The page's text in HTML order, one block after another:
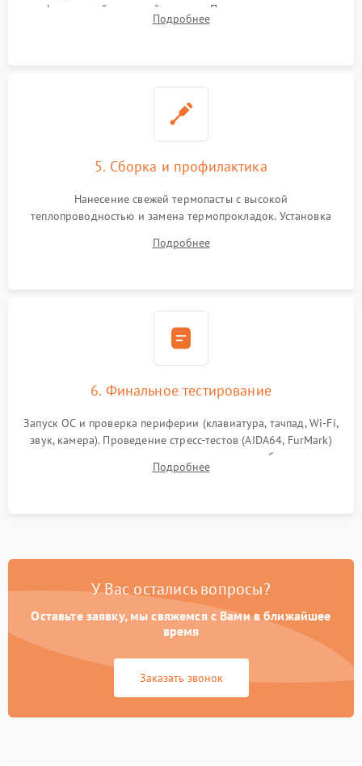
инфракрасной паяльной станции. Прошивка микросхемы
BIOS или замена поврежденных портов USB
Подробнее
5. Сборка и профилактика
Нанесение свежей термопасты с высокой
теплопроводностью и замена термопрокладок. Установка
шлейфов, модулей памяти и накопителей. Предварительная
Подробнее
6. Финальное тестирование
Запуск ОС и проверка периферии (клавиатура, тачпад, Wi-Fi,
звук, камера). Проведение стресс-тестов (AIDA64, FurMark)
для контроля температурного режима и стабильности
системы под пиковой нагрузкой.
Подробнее
У Вас остались вопросы?
Оставьте заявку, мы свяжемся с Вами в ближайшее
время
Заказать звонок